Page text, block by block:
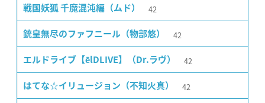
戦国妖狐 千魔混沌編（ムド） 42
銃皇無尽のファフニール（物部悠） 42
エルドライブ【ēlDLIVE】（Dr.ラヴ） 42
はてな☆イリュージョン（不知火真） 42